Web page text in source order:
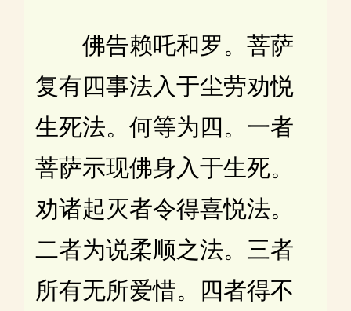
佛告赖吒和罗。菩萨
复有四事法入于尘劳劝悦
生死法。何等为四。一者
菩萨示现佛身入于生死。
劝诸起灭者令得喜悦法。
二者为说柔顺之法。三者
所有无所爱惜。四者得不